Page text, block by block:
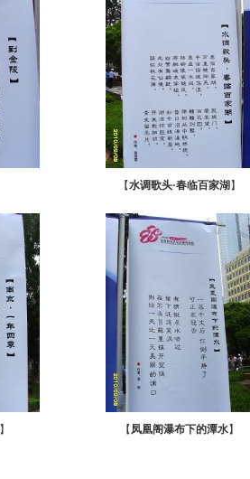
【水调歌头·春临百家湖 】
】 【 凤凰阁瀑布下的潭水】